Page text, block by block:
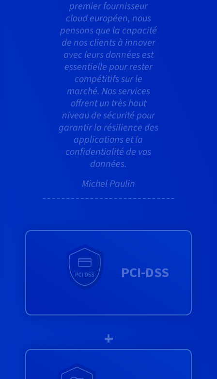
premier fournisseur
cloud européen, nous
pensons que la capacité
de nos clients à innover
avec leurs données est
essentielle pour rester
compétitifs sur le
marché. Nos services
offrent un très haut
niveau de sécurité pour
garantir la résilience des
applications et la
confidentialité de vos
données.
Michel Paulin
PCI-DSS
+